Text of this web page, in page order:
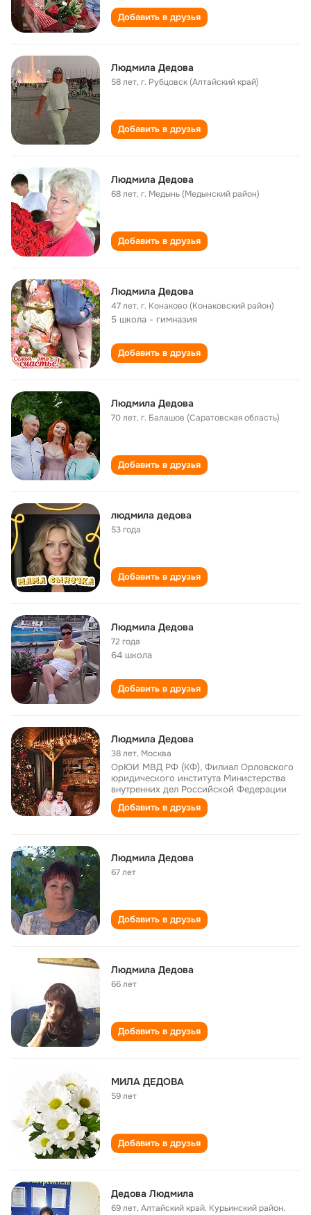
Добавить в друзья
Людмила Дедова
58 лет,г. Рубцовск (Алтайский край)
Добавить в друзья
Людмила Дедова
68 лет,г. Медынь (Медынский район)
Добавить в друзья
Людмила Дедова
47 лет,г. Конаково (Конаковский район)
5 школа - гимназия
Добавить в друзья
Людмила Дедова
70 лет,г. Балашов (Саратовская область)
Добавить в друзья
людмила дедова
53 года
Добавить в друзья
Людмила Дедова
72 года
64 школа
Добавить в друзья
Людмила Дедова
38 лет, Москва
ОрЮИ МВД РФ (КФ), Филиал Орловского
юридического института Министерства
внутренних дел Российской Федерации
Добавить в друзья
Людмила Дедова
67 лет
Добавить в друзья
Людмила Дедова
66 лет
Добавить в друзья
МИЛА ДЕДОВА
59 лет
Добавить в друзья
Дедова Людмила
69 лет,Алтайский край. Курьинский район.